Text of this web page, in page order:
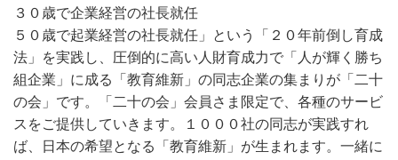
３０歳で企業経営の社長就任
５０歳で起業経営の社長就任」という「２０年前倒し育成
法」を実践し、圧倒的に高い人財育成力で「人が輝く勝ち
組企業」に成る「教育維新」の同志企業の集まりが「二十
の会」です。「二十の会」会員さま限定で、各種のサービ
スをご提供していきます。１０００社の同志が実践すれ
ば、日本の希望となる「教育維新」が生まれます。一緒に